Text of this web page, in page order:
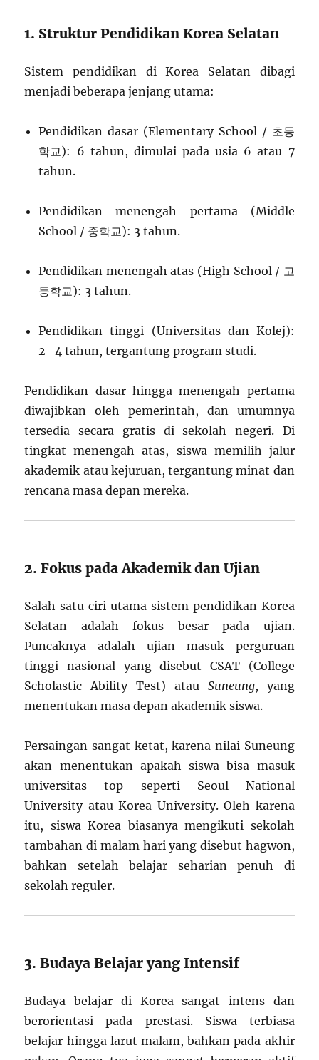
1. Struktur Pendidikan Korea Selatan
Sistem pendidikan di Korea Selatan dibagi
menjadi beberapa jenjang utama:
Pendidikan dasar (Elementary School / 초등
학교): 6 tahun, dimulai pada usia 6 atau 7
tahun.
Pendidikan menengah pertama (Middle
School / 중학교): 3 tahun.
Pendidikan menengah atas (High School / 고
등학교): 3 tahun.
Pendidikan tinggi (Universitas dan Kolej):
2–4 tahun, tergantung program studi.
Pendidikan dasar hingga menengah pertama
diwajibkan oleh pemerintah, dan umumnya
tersedia secara gratis di sekolah negeri. Di
tingkat menengah atas, siswa memilih jalur
akademik atau kejuruan, tergantung minat dan
rencana masa depan mereka.
2. Fokus pada Akademik dan Ujian
Salah satu ciri utama sistem pendidikan Korea
Selatan adalah fokus besar pada ujian.
Puncaknya adalah ujian masuk perguruan
tinggi nasional yang disebut CSAT (College
Scholastic Ability Test) atau Suneung, yang
menentukan masa depan akademik siswa.
Persaingan sangat ketat, karena nilai Suneung
akan menentukan apakah siswa bisa masuk
universitas top seperti Seoul National
University atau Korea University. Oleh karena
itu, siswa Korea biasanya mengikuti sekolah
tambahan di malam hari yang disebut hagwon,
bahkan setelah belajar seharian penuh di
sekolah reguler.
3. Budaya Belajar yang Intensif
Budaya belajar di Korea sangat intens dan
berorientasi pada prestasi. Siswa terbiasa
belajar hingga larut malam, bahkan pada akhir